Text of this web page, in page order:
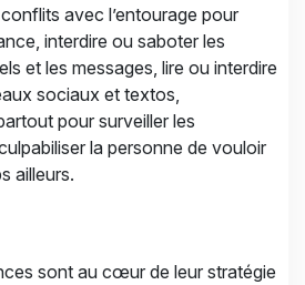
avec l’entourage pour
interdire ou saboter les
et les messages, lire ou interdire
sociaux et textos,
pour surveiller les
la personne de vouloir
ailleurs.
sont au cœur de leur stratégie